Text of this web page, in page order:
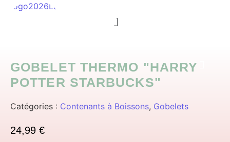
Menu
GOBELET THERMO "HARRY
POTTER STARBUCKS"
Catégories : Contenants à Boissons, Gobelets
24,99 €